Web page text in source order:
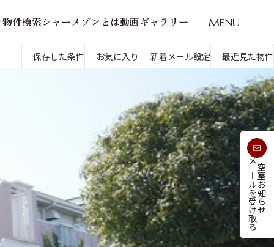
物件検索シ ャーメ ゾン とは動画ギャ ラ リ ー MENU
O
着メール設定 最近見た物件 CLOSE
通勤・通学時間から探す
人気のカテゴリから探す
新着メールを
受け取る
保存した条件 お気に入り 新着メール設定 最近見た物件
空室お知らせ
メールを受け取る